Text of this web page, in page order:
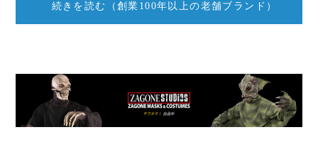
続きを読む（創業100年以上の老舗ブランド）